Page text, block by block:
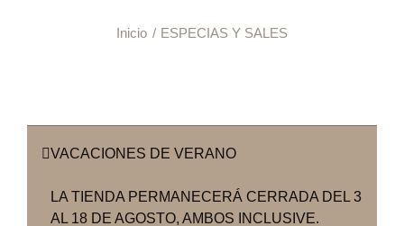
Inicio ESPECIAS Y SALES
VACACIONES DE VERANO
LA TIENDA PERMANECERÁ CERRADA DEL 3
AL 18 DE AGOSTO, AMBOS INCLUSIVE.